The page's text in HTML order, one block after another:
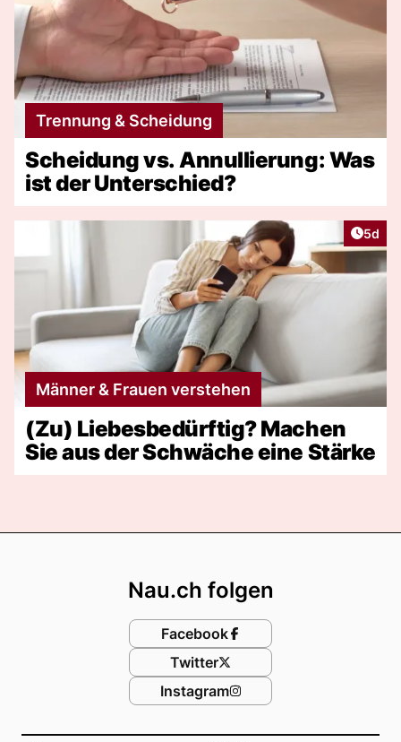
Trennung & Scheidung
Scheidung vs. Annullierung: Was
ist der Unterschied?
5d
Männer & Frauen verstehen
(Zu) Liebesbedürftig? Machen
Sie aus der Schwäche eine Stärke
Nau.ch folgen
Facebook
Twitter
Instagram